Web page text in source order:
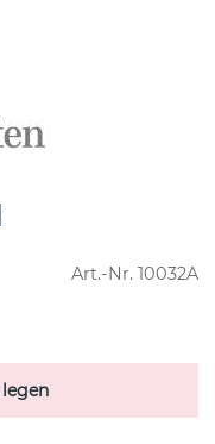
Art.-Nr. 10032A